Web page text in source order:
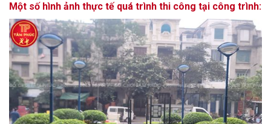
Một số hình ảnh thực tế quá trình thi công tại công trình: